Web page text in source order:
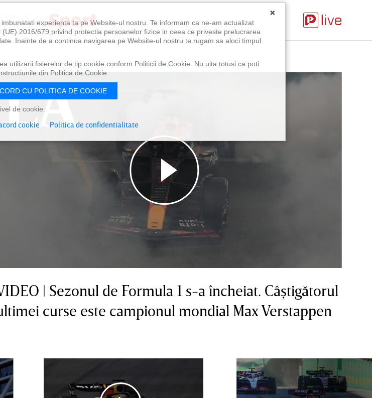
| Sezonul de Formula 1 s-a încheiat. Câştigătorul
curse este campionul mondial Max Verstappen
×
experienta ta pe Website-ul nostru. Te informam ca ne-am actualizat
2016/679 privind protectia persoanelor fizice in ceea ce priveste prelucrarea
Inainte de a continua navigarea pe Website-ul nostru te rugam sa aloci timpul
utilizarii fisierelor de tip cookie conform Politicii de Cookie. Nu uita totusi ca poti
din Politica de Cookie.
CU POLITICA DE COOKIE
de cookie:
cookie Politica de confidentialitate